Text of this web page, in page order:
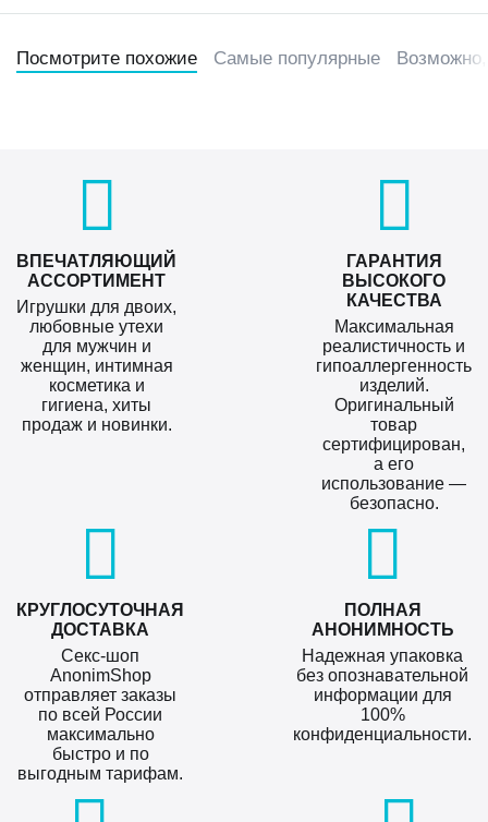
Посмотрите похожие Самые популярные Возможно,
ВПЕЧАТЛЯЮЩИЙ
АССОРТИМЕНТ
Игрушки для двоих,
любовные утехи
для мужчин и
женщин, интимная
косметика и
гигиена, хиты
продаж и новинки.
ГАРАНТИЯ
ВЫСОКОГО
КАЧЕСТВА
Максимальная
реалистичность и
гипоаллергенность
изделий.
Оригинальный
товар
сертифицирован,
а его
использование —
безопасно.
КРУГЛОСУТОЧНАЯ
ДОСТАВКА
Секс-шоп
AnonimShop
отправляет заказы
по всей России
максимально
быстро и по
выгодным тарифам.
ПОЛНАЯ
АНОНИМНОСТЬ
Надежная упаковка
без опознавательной
информации для
100%
конфиденциальности.